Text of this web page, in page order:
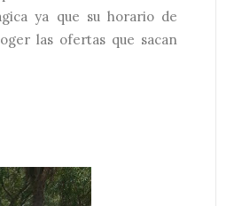
ya que su horario de
las ofertas que sacan